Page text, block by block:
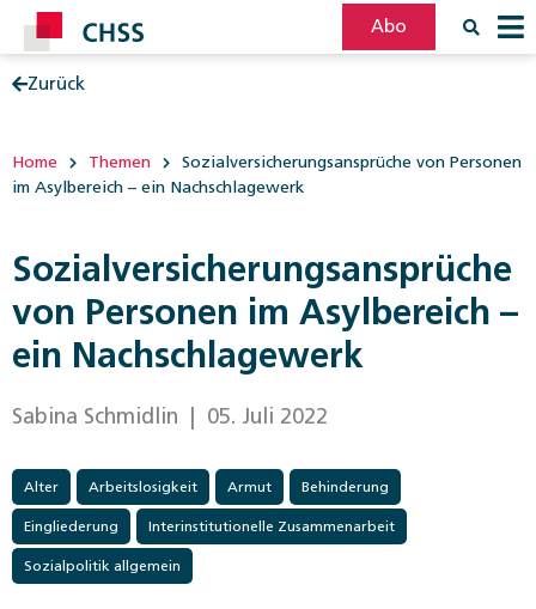
Abo
Zurück
Home Themen
Sozialversicherungsansprüche von Personen
im Asylbereich – ein Nachschlagewerk
Sozialversicherungsansprüche
von Personen im Asylbereich –
ein Nachschlagewerk
Sabina Schmidlin | 05. Juli 2022
Alter Arbeitslosigkeit Armut Behinderung
Eingliederung Interinstitutionelle Zusammenarbeit
Sozialpolitik allgemein